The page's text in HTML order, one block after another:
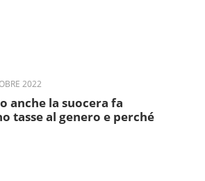
2022
anche la suocera fa
tasse al genero e perché